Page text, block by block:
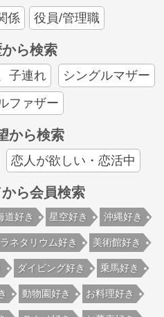
係 役員/管理職
ら検索
子連れ
シングルマザー
ファザー
から検索
恋人が欲しい・恋活中
ら会員検索
道好き 星空好き 沖縄好き
ネタリウム好き 美術館好き
ダイビング好き 乗馬好き
動物園好き お料理好き